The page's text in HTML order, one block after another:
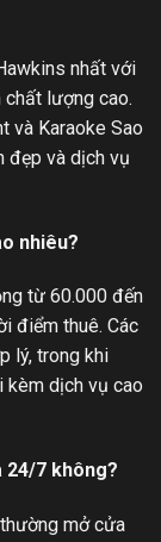
nhất với
chất lượng cao.
và Karaoke Sao
đẹp và dịch vụ
nhiêu?
từ 60.000 đến
điểm thuê. Các
lý, trong khi
kèm dịch vụ cao
24/7 không?
mở cửa